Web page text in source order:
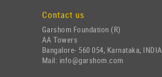
Contact us
Garshom Foundation (R)
AA Towers
Bangalore- 560 054, Karnataka, INDIA
Mail: info@garshom.com